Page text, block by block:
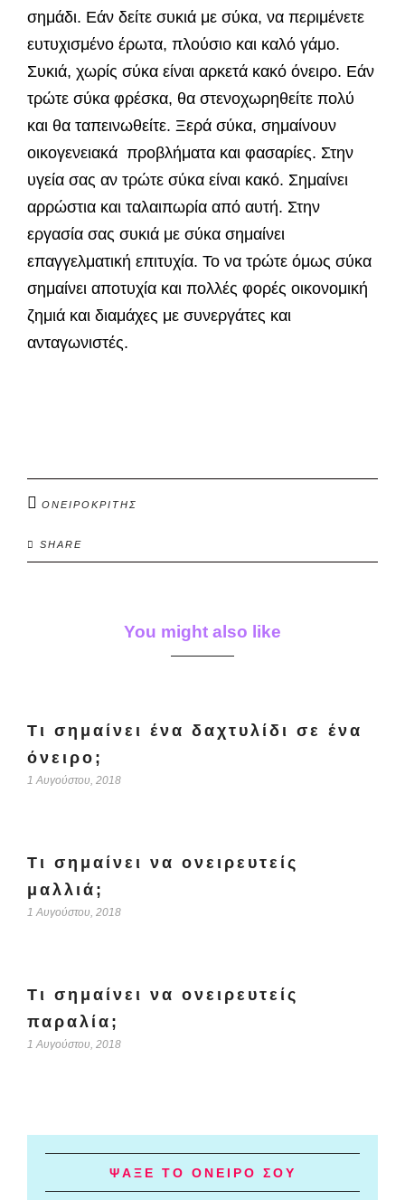
σημάδι. Εάν δείτε συκιά με σύκα, να περιμένετε
ευτυχισμένο έρωτα, πλούσιο και καλό γάμο.
Συκιά, χωρίς σύκα είναι αρκετά κακό όνειρο. Εάν
τρώτε σύκα φρέσκα, θα στενοχωρηθείτε πολύ
και θα ταπεινωθείτε. Ξερά σύκα, σημαίνουν
οικογενειακά προβλήματα και φασαρίες. Στην
υγεία σας αν τρώτε σύκα είναι κακό. Σημαίνει
αρρώστια και ταλαιπωρία από αυτή. Στην
εργασία σας συκιά με σύκα σημαίνει
επαγγελματική επιτυχία. Το να τρώτε όμως σύκα
σημαίνει αποτυχία και πολλές φορές οικονομική
ζημιά και διαμάχες με συνεργάτες και
ανταγωνιστές.
ΟΝΕΙΡΟΚΡΙΤΗΣ
SHARE
You might also like
Τι σημαίνει ένα δαχτυλίδι σε ένα
όνειρο;
1 Αυγούστου, 2018
Τι σημαίνει να ονειρευτείς
μαλλιά;
1 Αυγούστου, 2018
Τι σημαίνει να ονειρευτείς
παραλία;
1 Αυγούστου, 2018
ΨΑΞΕ ΤΟ ΟΝΕΙΡΟ ΣΟΥ